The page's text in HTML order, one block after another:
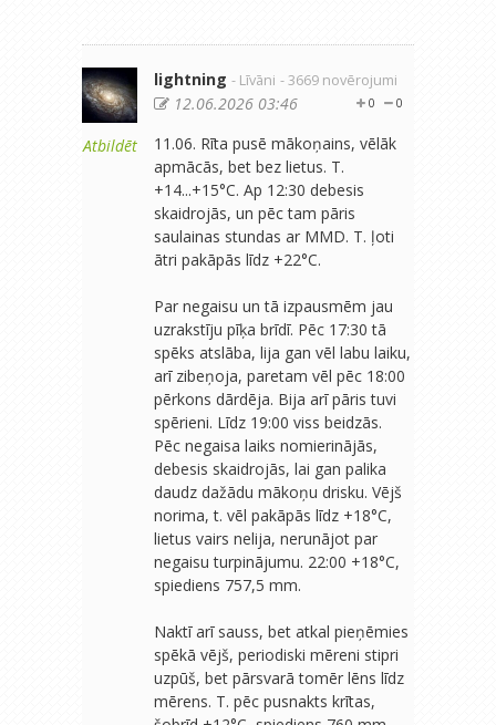
Atbildēt
lightning - Līvāni - 3669 novērojumi
0
0
12.06.2026 03:46
11.06. Rīta pusē mākoņains, vēlāk
apmācās, bet bez lietus. T.
+14...+15°C. Ap 12:30 debesis
skaidrojās, un pēc tam pāris
saulainas stundas ar MMD. T. ļoti
ātri pakāpās līdz +22°C.
Par negaisu un tā izpausmēm jau
uzrakstīju pīķa brīdī. Pēc 17:30 tā
spēks atslāba, lija gan vēl labu laiku,
arī zibeņoja, paretam vēl pēc 18:00
pērkons dārdēja. Bija arī pāris tuvi
spērieni. Līdz 19:00 viss beidzās.
Pēc negaisa laiks nomierinājās,
debesis skaidrojās, lai gan palika
daudz dažādu mākoņu drisku. Vējš
norima, t. vēl pakāpās līdz +18°C,
lietus vairs nelija, nerunājot par
negaisu turpinājumu. 22:00 +18°C,
spiediens 757,5 mm.
Naktī arī sauss, bet atkal pieņēmies
spēkā vējš, periodiski mēreni stipri
uzpūš, bet pārsvarā tomēr lēns līdz
mērens. T. pēc pusnakts krītas,